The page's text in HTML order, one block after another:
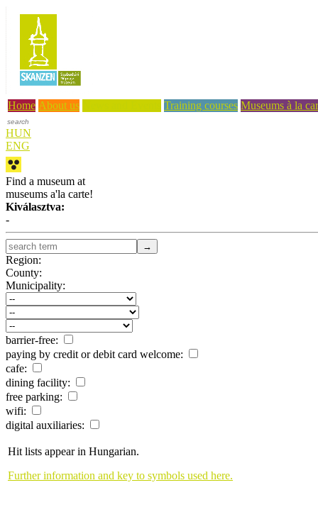
Home About us Training courses Museums à la
HUN
ENG
Find a museum at
museums a'la carte!
Kiválasztva:
-
Region:
County:
Municipality:
barrier-free:
paying by credit or debit card welcome:
cafe:
dining facility:
free parking:
wifi:
digital auxiliaries:
Hit lists appear in Hungarian.
Further information and key to symbols used here.